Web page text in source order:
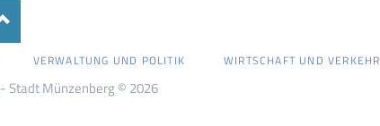
VERWALTUNG UND POLITIK WIRTSCHAFT UND VERKEHR
- Stadt Münzenberg © 2026